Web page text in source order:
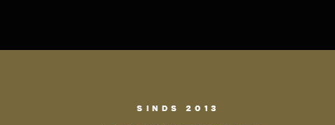
SINDS 2013